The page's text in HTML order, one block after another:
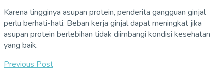
Karena tingginya asupan protein, penderita gangguan ginjal
perlu berhati-hati. Beban kerja ginjal dapat meningkat jika
asupan protein berlebihan tidak diimbangi kondisi kesehatan
yang baik.
Previous Post